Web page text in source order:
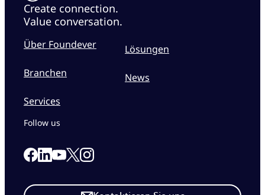
Create connection.
Value conversation.
Über Foundever
Branchen
Services
Lösungen
News
Follow us
Link to our Facebook page
Link to our Linkedin page
Link to our Youtube page
Link to our X page
Link to our Instagram page